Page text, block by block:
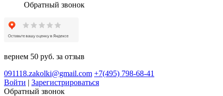
Обратный звонок
вернем 50 руб. за отзыв
091118.zakolki@gmail.com +7(495) 798-68-41
Войти | Зарегистрироваться
Обратный звонок